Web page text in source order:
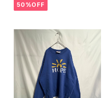
50%OFF